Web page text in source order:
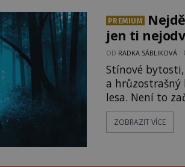
svědectví po
se svědectví ud
PREMIUM
jen ti
OD RADKA SÁBLIKOVÁ
Stínové
a
lesa. Není to
události, které
jsou
ZOBRAZIT VÍCE